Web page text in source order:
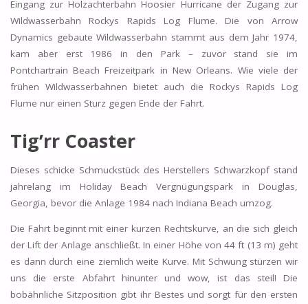
Eingang zur Holzachterbahn Hoosier Hurricane der Zugang zur
Wildwasserbahn Rockys Rapids Log Flume. Die von Arrow
Dynamics gebaute Wildwasserbahn stammt aus dem Jahr 1974,
kam aber erst 1986 in den Park – zuvor stand sie im
Pontchartrain Beach Freizeitpark in New Orleans. Wie viele der
frühen Wildwasserbahnen bietet auch die Rockys Rapids Log
Flume nur einen Sturz gegen Ende der Fahrt.
Tig’rr Coaster
Dieses schicke Schmuckstück des Herstellers Schwarzkopf stand
jahrelang im Holiday Beach Vergnügungspark in Douglas,
Georgia, bevor die Anlage 1984 nach Indiana Beach umzog.
Die Fahrt beginnt mit einer kurzen Rechtskurve, an die sich gleich
der Lift der Anlage anschließt. In einer Höhe von 44 ft (13 m) geht
es dann durch eine ziemlich weite Kurve. Mit Schwung stürzen wir
uns die erste Abfahrt hinunter und wow, ist das steil! Die
bobähnliche Sitzposition gibt ihr Bestes und sorgt für den ersten